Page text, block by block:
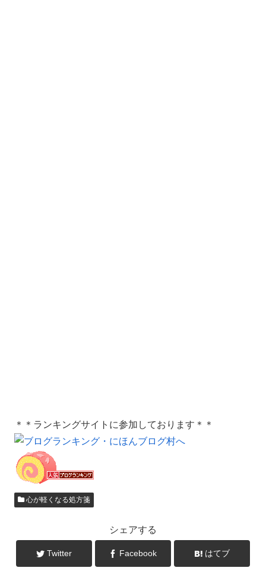
＊＊ランキングサイトに参加しております＊＊
心が軽くなる処方箋
シェアする
Twitter Facebook はてブ